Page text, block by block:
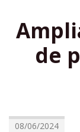
de
08/06/2024